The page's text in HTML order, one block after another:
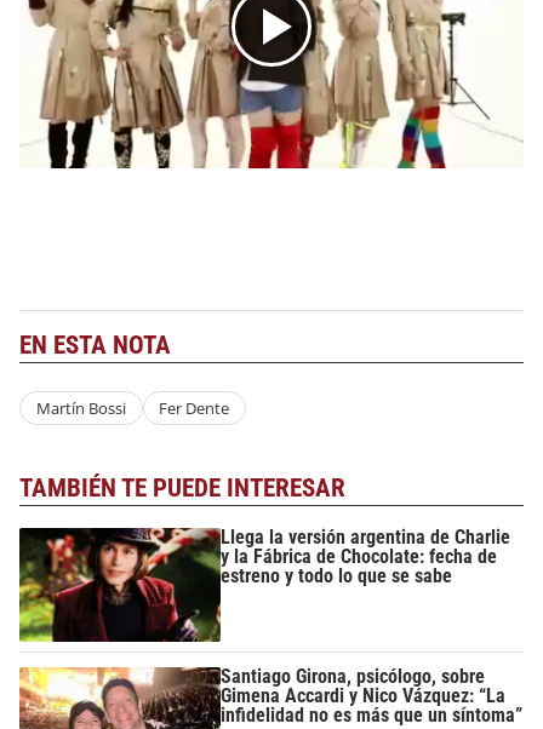
EN ESTA NOTA
Martín Bossi Fer Dente
TAMBIÉN TE PUEDE INTERESAR
Llega la versión argentina de Charlie
y la Fábrica de Chocolate: fecha de
estreno y todo lo que se sabe
Santiago Girona, psicólogo, sobre
Gimena Accardi y Nico Vázquez: “La
infidelidad no es más que un síntoma”